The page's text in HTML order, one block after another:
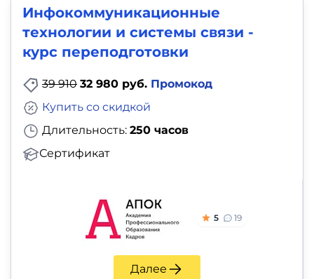
Инфокоммуникационные
технологии и системы связи -
курс переподготовки
39 910 32 980 руб. Промокод
Длительность: 250 часов
Сертификат
Купить со скидкой
5 19
Далее